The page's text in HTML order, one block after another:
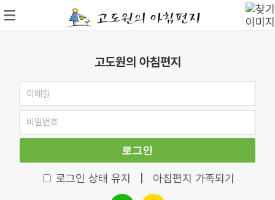
고도원의 아침편지
로그인
로그인 상태 유지 아침편지 가족되기